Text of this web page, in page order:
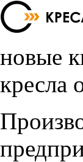
новые
кресла